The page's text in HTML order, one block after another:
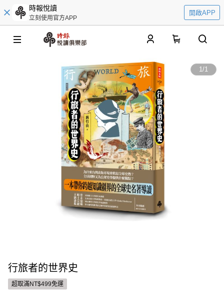
時報悅讀
立刻使用官方APP
開啟APP
1/1
行旅者的世界史
超取滿NT$499免運